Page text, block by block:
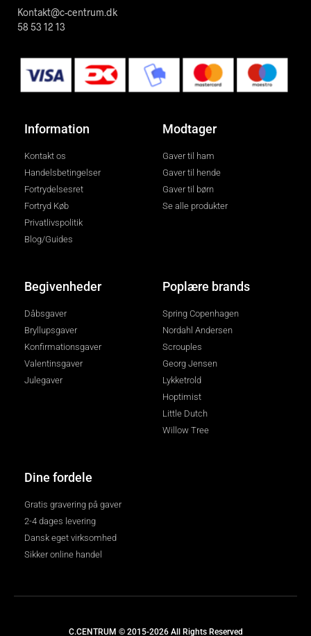
Kontakt@c-centrum.dk
58 53 12 13
Information
Kontakt os
Handelsbetingelser
Fortrydelsesret
Fortryd Køb
Privatlivspolitik
Blog/Guides
Modtager
Gaver til ham
Gaver til hende
Gaver til børn
Se alle produkter
Begivenheder
Dåbsgaver
Bryllupsgaver
Konfirmationsgaver
Valentinsgaver
Julegaver
Poplære brands
Spring Copenhagen
Nordahl Andersen
Scrouples
Georg Jensen
Lykketrold
Hoptimist
Little Dutch
Willow Tree
Dine fordele
Gratis gravering på gaver
2-4 dages levering
Dansk eget virksomhed
Sikker online handel
C.CENTRUM © 2015-2026 All Rights Reserved